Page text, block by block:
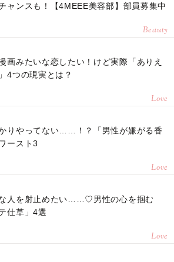
ャンスも！【4MEEE美容部】部員募集中
Beauty
画みたいな恋したい！けど実際「ありえ
4つの現実とは？
Love
りやってない……！？「男性が嫌がる香
ースト3
Love
人を射止めたい……♡男性の心を掴む
テ仕草」4選
Love